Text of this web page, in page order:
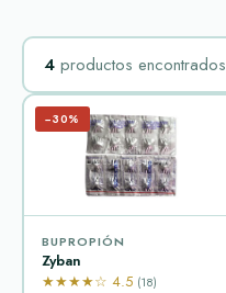
4 productos encontrados
−30%
BUPROPIÓN
Zyban
★★★★☆ 4.5 (18)